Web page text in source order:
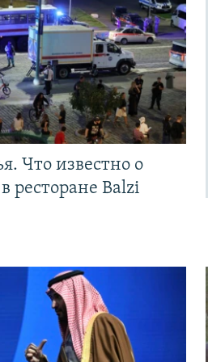
Что известно о
ресторане Balzi